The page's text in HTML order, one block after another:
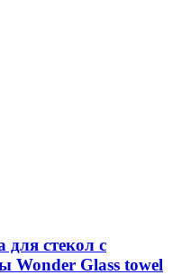
стекол с
Wonder Glass towel